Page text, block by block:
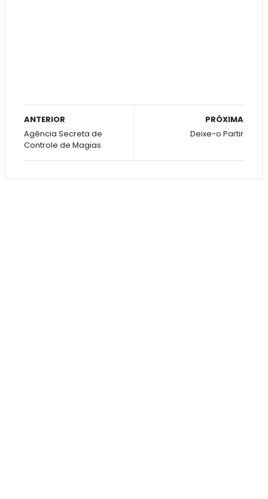
PRÓXIMA
Deixe-o Partir
ANTERIOR
Agência Secreta de
Controle de Magias